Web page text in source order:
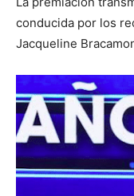
conducida por los
Jacqueline